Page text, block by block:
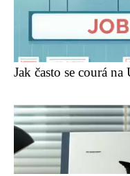
Jak často se courá na